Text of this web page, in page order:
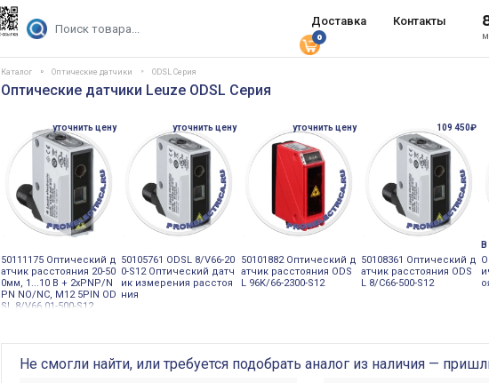
Доставка Контакты
0
Каталог Оптические датчики ODSL Серия
Оптические датчики Leuze ODSL Серия
уточнить цену
50111175 Оптический д
атчик расстояния 20-50
0мм, 1...10 В + 2xPNP/N
PN NO/NC, М12 5PIN OD
SL 8/V66.01-500-S12
уточнить цену
50105761 ODSL 8/V66-20
0-S12 Оптический датч
ик измерения расстоя
ния
уточнить цену
50101882 Оптический д
атчик расстояния ODS
L 96K/66-2300-S12
109 450₽
50108361 Оптический д
атчик расстояния ODS
L 8/C66-500-S12
Не смогли найти, или требуется подобрать аналог из наличия —